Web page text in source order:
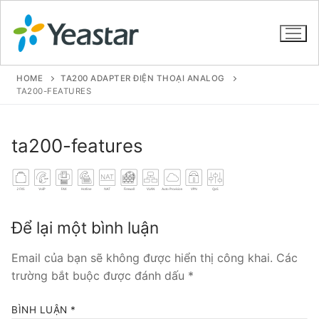
SẢN PHẨM
VOIP PBX FOR SME
Tổng đài VoIP Yeastar S412
Tổng đài VoIP Yeastar S20
Tổng đài VoIP Yeastar S50
Tổng đài VoIP Yeastar S100
HOME
TA200 ADAPTER ĐIỆN THOẠI ANALOG
TA200-FEATURES
ta200-features
Để lại một bình luận
Email của bạn sẽ không được hiển thị công khai. Các
trường bắt buộc được đánh dấu *
BÌNH LUẬN *